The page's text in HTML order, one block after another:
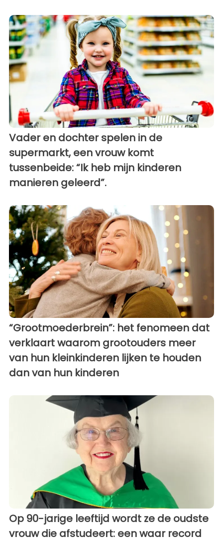
Vader en dochter spelen in de
supermarkt, een vrouw komt
tussenbeide: “Ik heb mijn kinderen
manieren geleerd”.
“Grootmoederbrein”: het fenomeen dat
verklaart waarom grootouders meer
van hun kleinkinderen lijken te houden
dan van hun kinderen
Op 90-jarige leeftijd wordt ze de oudste
vrouw die afstudeert: een waar record